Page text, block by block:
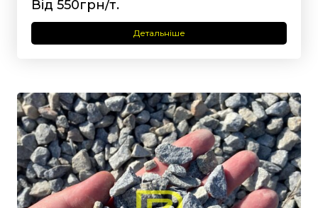
Від 550грн/т.
Детальніше